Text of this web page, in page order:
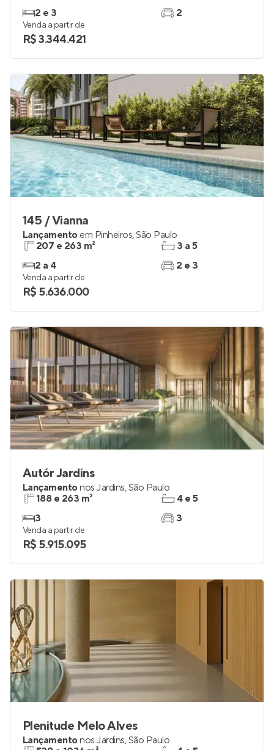
2 e 3
2
Venda a partir de
R$ 3.344.421
145 / Vianna
Lançamento em Pinheiros,São Paulo
207 e 263 m²
2 a 4
3 a 5
2 e 3
Venda a partir de
R$ 5.636.000
Autór Jardins
Lançamentonos Jardins,São Paulo
188 e 263 m²
3
4 e 5
3
Venda a partir de
R$ 5.915.095
Plenitude Melo Alves
Lançamentonos Jardins,São Paulo